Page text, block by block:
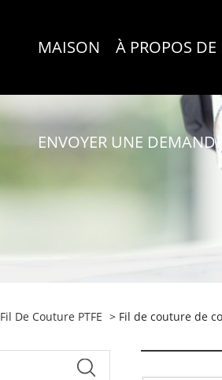
MAISON À PROPOS
ENVOYER UNE DEMANDE
Fil De Couture PTFE > Fil de couture de